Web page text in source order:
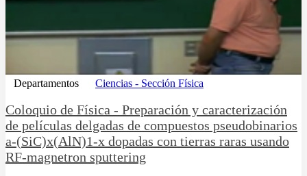
Departamentos Ciencias - Sección Física
Coloquio de Física - Preparación y caracterización
de películas delgadas de compuestos pseudobinarios
a-(SiC)x(AlN)1-x dopadas con tierras raras usando
RF-magnetron sputtering